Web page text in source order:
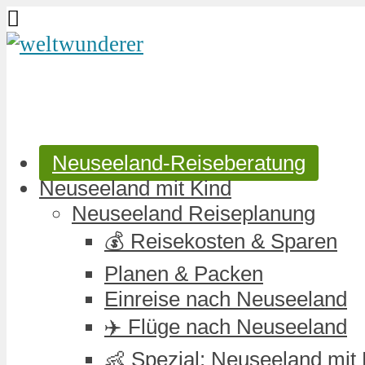
Neuseeland-Reiseberatung
Neuseeland mit Kind
Neuseeland Reiseplanung
💰 Reisekosten & Sparen
Planen & Packen
Einreise nach Neuseeland
✈️ Flüge nach Neuseeland
👶 Spezial: Neuseeland mit